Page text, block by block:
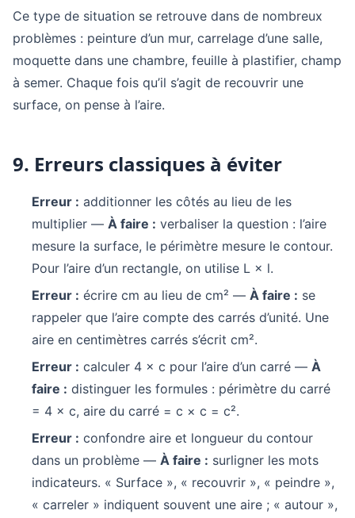
Ce type de situation se retrouve dans de nombreux
problèmes : peinture d’un mur, carrelage d’une salle,
moquette dans une chambre, feuille à plastifier, champ
à semer. Chaque fois qu’il s’agit de recouvrir une
surface, on pense à l’aire.
9. Erreurs classiques à éviter
Erreur : additionner les côtés au lieu de les
multiplier — À faire : verbaliser la question : l’aire
mesure la surface, le périmètre mesure le contour.
Pour l’aire d’un rectangle, on utilise L × l.
Erreur : écrire cm au lieu de cm² — À faire : se
rappeler que l’aire compte des carrés d’unité. Une
aire en centimètres carrés s’écrit cm².
Erreur : calculer 4 × c pour l’aire d’un carré — À
faire : distinguer les formules : périmètre du carré
= 4 × c, aire du carré = c × c = c².
Erreur : confondre aire et longueur du contour
dans un problème — À faire : surligner les mots
indicateurs. « Surface », « recouvrir », « peindre »,
« carreler » indiquent souvent une aire ; « autour »,